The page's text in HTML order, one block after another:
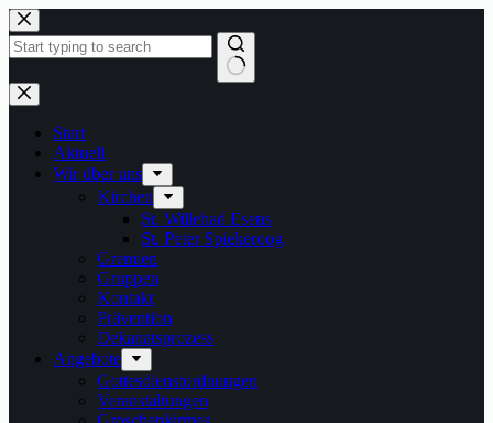
Zum
Inhalt
springen
Keine
Ergebnisse
Start
Aktuell
Wir über uns
Kirchen
St. Willehad Esens
St. Peter Spiekeroog
Gremien
Gruppen
Kontakt
Prävention
Dekanatsprozess
Angebote
Gottesdienstordnungen
Veranstaltungen